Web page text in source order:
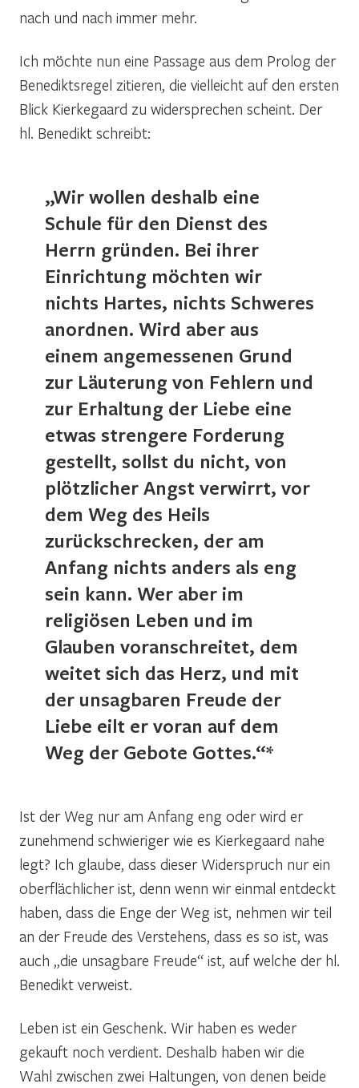
nach und nach immer mehr.
Ich möchte nun eine Passage aus dem Prolog der
Benediktsregel zitieren, die vielleicht auf den ersten
Blick Kierkegaard zu widersprechen scheint. Der
hl. Benedikt schreibt:
„Wir wollen deshalb eine
Schule für den Dienst des
Herrn gründen. Bei ihrer
Einrichtung möchten wir
nichts Hartes, nichts Schweres
anordnen. Wird aber aus
einem angemessenen Grund
zur Läuterung von Fehlern und
zur Erhaltung der Liebe eine
etwas strengere Forderung
gestellt, sollst du nicht, von
plötzlicher Angst verwirrt, vor
dem Weg des Heils
zurückschrecken, der am
Anfang nichts anders als eng
sein kann. Wer aber im
religiösen Leben und im
Glauben voranschreitet, dem
weitet sich das Herz, und mit
der unsagbaren Freude der
Liebe eilt er voran auf dem
Weg der Gebote Gottes.“*
Ist der Weg nur am Anfang eng oder wird er
zunehmend schwieriger wie es Kierkegaard nahe
legt? Ich glaube, dass dieser Widerspruch nur ein
oberflächlicher ist, denn wenn wir einmal entdeckt
haben, dass die Enge der Weg ist, nehmen wir teil
an der Freude des Verstehens, dass es so ist, was
auch „die unsagbare Freude“ ist, auf welche der hl.
Benedikt verweist.
Leben ist ein Geschenk. Wir haben es weder
gekauft noch verdient. Deshalb haben wir die
Wahl zwischen zwei Haltungen, von denen beide